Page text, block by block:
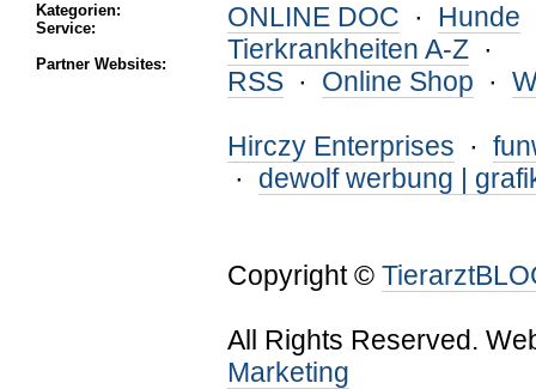
Kategorien:
Service:
Partner Websites:
ONLINE DOC · Hunde
Tierkrankheiten A-Z ·
RSS · Online Shop ·
Hirczy Enterprises ·
· dewolf werbung |
Copyright ©
All Rights Reserved.
Marketing